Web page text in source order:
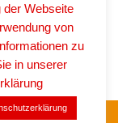
Impressum
der Webseite
von
zu
in unserer